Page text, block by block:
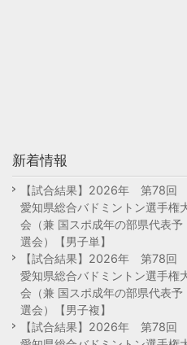
新着情報
【試合結果】2026年 第78回
愛知県総合バドミントン選手権
会（兼 国スポ成年の部県代表予
選会）【男子単】
【試合結果】2026年 第78回
愛知県総合バドミントン選手権
会（兼 国スポ成年の部県代表予
選会）【男子複】
【試合結果】2026年 第78回